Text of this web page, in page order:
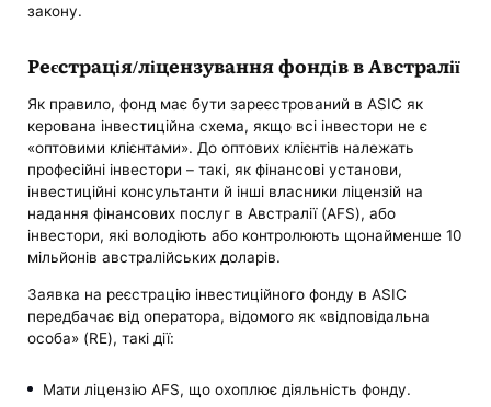
закону.
Реєстрація/ліцензування фондів в Австралії
Як правило, фонд має бути зареєстрований в ASIC як
керована інвестиційна схема, якщо всі інвестори не є
«оптовими клієнтами». До оптових клієнтів належать
професійні інвестори – такі, як фінансові установи,
інвестиційні консультанти й інші власники ліцензій на
надання фінансових послуг в Австралії (AFS), або
інвестори, які володіють або контролюють щонайменше 10
мільйонів австралійських доларів.
Заявка на реєстрацію інвестиційного фонду в ASIC
передбачає від оператора, відомого як «відповідальна
особа» (RE), такі дії:
Мати ліцензію AFS, що охоплює діяльність фонду.